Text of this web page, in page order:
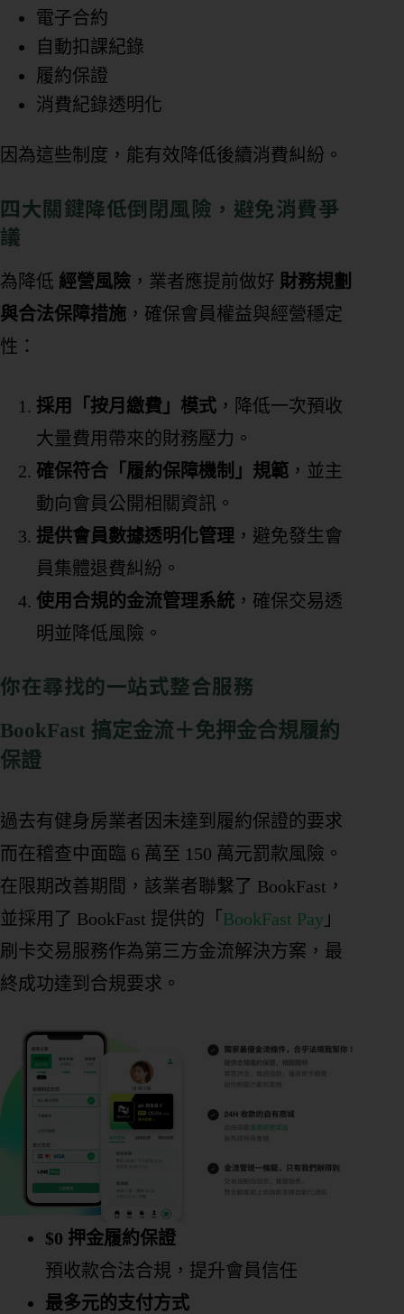
電子合約
自動扣課紀錄
履約保證
消費紀錄透明化
因為這些制度，能有效降低後續消費糾紛。
四大關鍵降低倒閉風險，避免消費爭
議
為降低 經營風險 ，業者應提前做好 財務規劃
與合法保障措施 ，確保會員權益與經營穩定
性：
採用「按月繳費」模式 ，降低一次預收
大量費用帶來的財務壓力。
確保符合「履約保障機制」規範 ，並主
動向會員公開相關資訊。
提供會員數據透明化管理 ，避免發生會
員集體退費糾紛。
使用合規的金流管理系統 ，確保交易透
明並降低風險。
你在尋找的一站式整合服務
BookFast 搞定金流＋免押金合規履約
保證
過去有健身房業者因未達到履約保證的要求
而在稽查中面臨 6 萬至 150 萬元罰款風險。
在限期改善期間，該業者聯繫了 BookFast，
並採用了 BookFast 提供的「 BookFast Pay 」
刷卡交易服務作為第三方金流解決方案，最
終成功達到合規要求。
$0 押金履約保證
預收款合法合規，提升會員信任
最多元的支付方式